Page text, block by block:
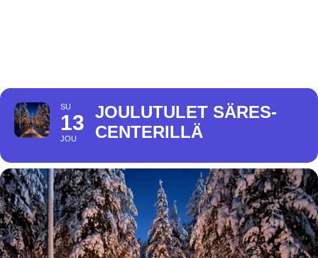
SU
13
JOU
JOULUTULET SÄRES-
CENTERILLÄ